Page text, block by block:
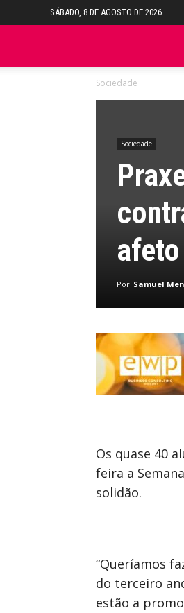
SÁBADO, 8 DE AGOSTO DE 2026
Sociedade
Sociedade
Por Samuel
Os quase 40
feira a
solidão.
“Queríamos
do terceiro
estão a